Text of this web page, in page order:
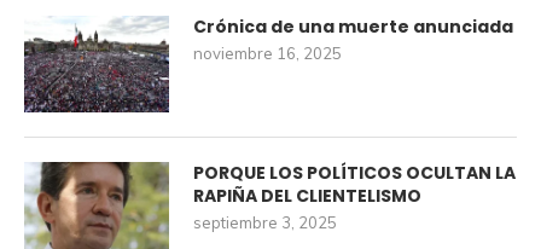
Crónica de una muerte anunciada
noviembre 16, 2025
PORQUE LOS POLÍTICOS OCULTAN LA
RAPIÑA DEL CLIENTELISMO
septiembre 3, 2025